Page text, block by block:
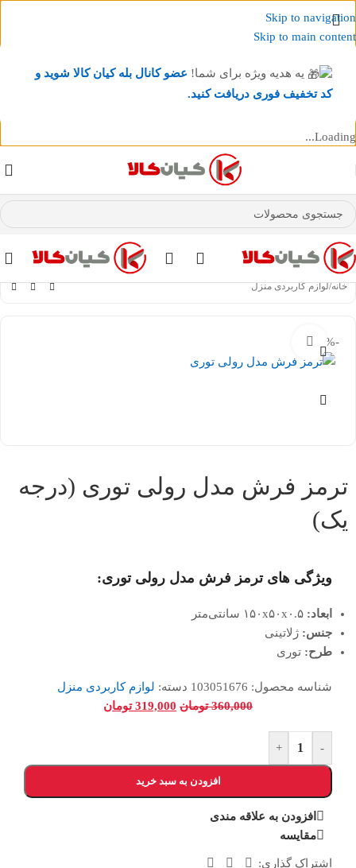
یه هدیه ویژه برای شما! عضو کانال بله کیان کالا شوید و
کد تخفیف فوری دریافت کنید.
Loading...
Skip to navigation
Skip to main content
عضو کانال بله کیان کالا شوید و کد تخفیف دریافت کنید.
خانه/لوازم کاربردی منزل
-11%
ترمز فرش مدل رولی توری (درجه
یک)
ویژگی های ترمز فرش مدل رولی توری:
ابعاد:
جنس: ژلاتینی
طرح: توری
شناسه محصول: 103051676 دسته: لوازم کاربردی منزل
360,000 تومان 319,000 تومان
-
+
افزودن به سبد خرید
افزودن به علاقه مندی
مقایسه
اشتراک گذاری: